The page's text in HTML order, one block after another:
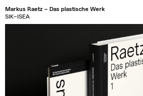
Markus Raetz – Das plastische Werk
SIK–ISEA